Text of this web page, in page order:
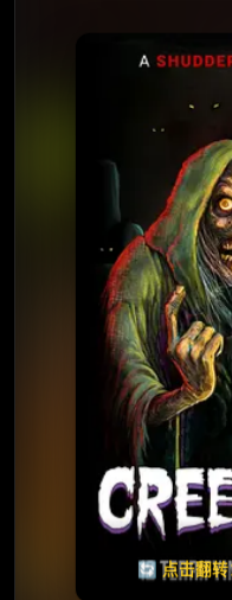
🔄 点击翻
⭐️ 评分
天天领红包